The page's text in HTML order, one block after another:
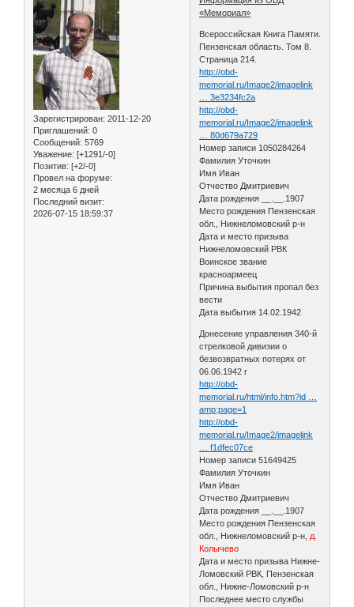
Зарегистрирован: 2011-12-20
Приглашений: 0
Сообщений: 5769
Уважение: [+1291/-0]
Позитив: [+2/-0]
Провел на форуме:
2 месяца 6 дней
Последний визит:
2026-07-15 18:59:37
«Мемориал»
Всероссийская Книга Памяти.
Пензенская область. Том 8.
Страница 214.
http://obd-
memorial.ru/Image2/imagelink
… 3e3234fc2a
http://obd-
memorial.ru/Image2/imagelink
… 80d679a729
Номер записи 1050284264
Фамилия Уточкин
Имя Иван
Отчество Дмитриевич
Дата рождения __.__.1907
Место рождения Пензенская
обл., Нижнеломовский р-н
Дата и место призыва
Нижнеломовский РВК
Воинское звание
красноармеец
Причина выбытия пропал без
вести
Дата выбытия 14.02.1942
Донесение управления 340-й
стрелковой дивизии о
безвозвратных потерях от
06.06.1942 г
http://obd-
memorial.ru/html/info.htm?id …
amp;page=1
http://obd-
memorial.ru/Image2/imagelink
… f1dfec07ce
Номер записи 51649425
Фамилия Уточкин
Имя Иван
Отчество Дмитриевич
Дата рождения __.__.1907
Место рождения Пензенская
обл., Нижнеломовский р-н, д.
Колычево
Дата и место призыва Нижне-
Ломовский РВК, Пензенская
обл., Нижне-Ломовский р-н
Последнее место службы